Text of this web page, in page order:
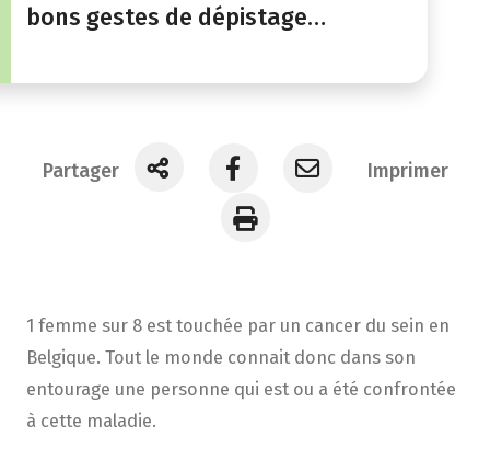
bons gestes de dépistage…
Partager Imprimer
1 femme sur 8 est touchée par un cancer du sein en
Belgique. Tout le monde connait donc dans son
entourage une personne qui est ou a été confrontée
à cette maladie.